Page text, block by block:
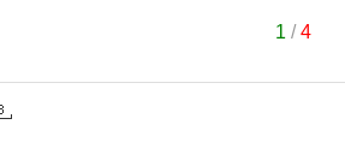
1 /4